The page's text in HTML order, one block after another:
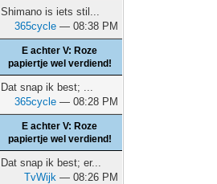
Shimano is iets stil...
365cycle — 08:38 PM
E achter V: Roze
papiertje wel verdiend!
Dat snap ik best; ...
365cycle — 08:28 PM
E achter V: Roze
papiertje wel verdiend!
Dat snap ik best; er...
TvWijk — 08:26 PM